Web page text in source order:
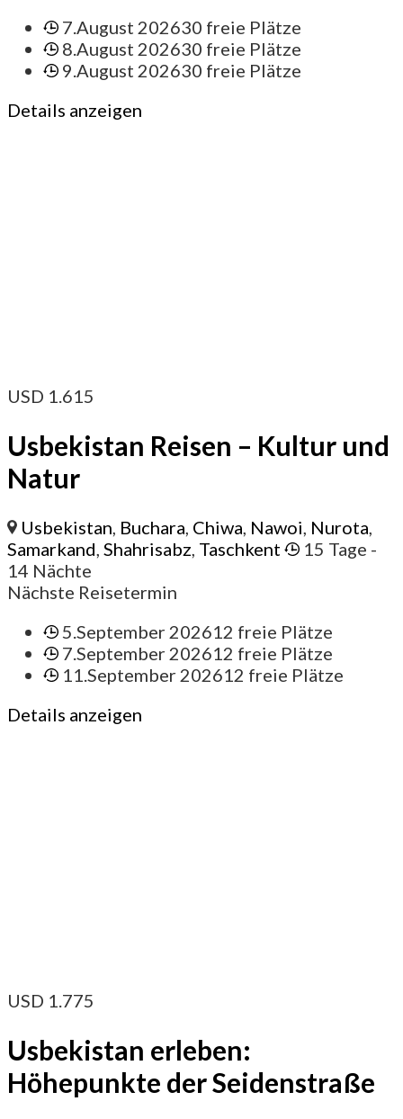
7.August 202630 freie Plätze
8.August 202630 freie Plätze
9.August 202630 freie Plätze
Details anzeigen
USD 1.615
Usbekistan Reisen – Kultur und
Natur
Usbekistan, Buchara, Chiwa, Nawoi, Nurota,
Samarkand, Shahrisabz, Taschkent 15 Tage -
14 Nächte
Nächste Reisetermin
5.September 202612 freie Plätze
7.September 202612 freie Plätze
11.September 202612 freie Plätze
Details anzeigen
USD 1.775
Usbekistan erleben:
Höhepunkte der Seidenstraße